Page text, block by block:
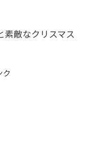
素敵なクリスマス
ク